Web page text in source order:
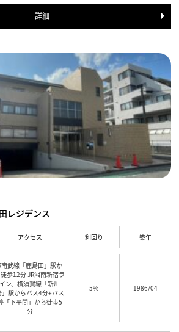
詳細
レジデンス
アクセス 利回り 築年
南武線「鹿島田」駅か
歩12分 JR湘南新宿ラ
イン、横須賀線「新川
」駅からバス4分+バス
「下平間」から徒歩5
分
5% 1986/04